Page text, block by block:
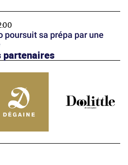
poursuit sa prépa par une
partenaires